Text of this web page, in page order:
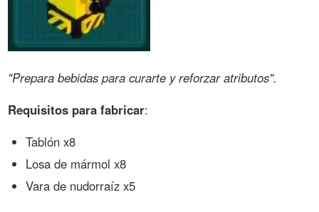
"Prepara bebidas para curarte y reforzar atributos".
Requisitos para fabricar:
Tablón x8
Losa de mármol x8
Vara de nudorraíz x5